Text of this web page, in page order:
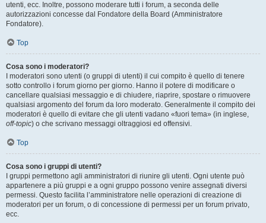
utenti, ecc. Inoltre, possono moderare tutti i forum, a seconda delle
autorizzazioni concesse dal Fondatore della Board (Amministratore
Fondatore).
Top
Cosa sono i moderatori?
I moderatori sono utenti (o gruppi di utenti) il cui compito è quello di tenere
sotto controllo i forum giorno per giorno. Hanno il potere di modificare o
cancellare qualsiasi messaggio e di chiudere, riaprire, spostare o rimuovere
qualsiasi argomento del forum da loro moderato. Generalmente il compito dei
moderatori è quello di evitare che gli utenti vadano «fuori tema» (in inglese,
off-topic) o che scrivano messaggi oltraggiosi ed offensivi.
Top
Cosa sono i gruppi di utenti?
I gruppi permettono agli amministratori di riunire gli utenti. Ogni utente può
appartenere a più gruppi e a ogni gruppo possono venire assegnati diversi
permessi. Questo facilita l’amministratore nelle operazioni di creazione di
moderatori per un forum, o di concessione di permessi per un forum privato,
ecc.